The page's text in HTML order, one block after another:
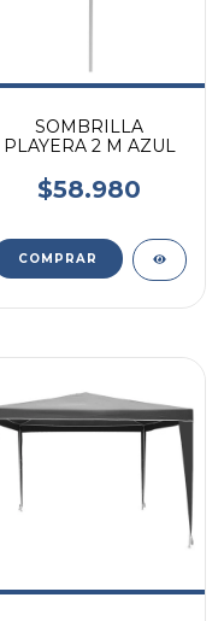
SOMBRILLA
PLAYERA 2 M AZUL
$58.980